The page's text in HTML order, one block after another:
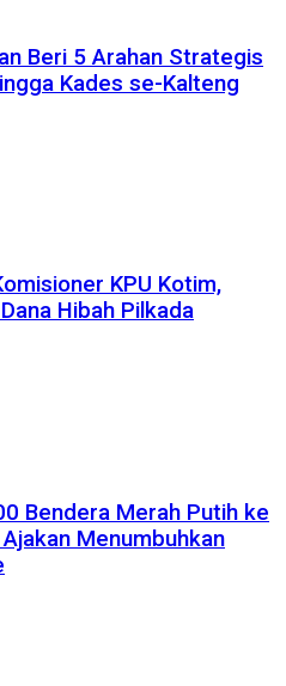
Beri 5 Arahan Strategis
Kades se-Kalteng
KPU Kotim,
Hibah Pilkada
Bendera Merah Putih ke
Menumbuhkan